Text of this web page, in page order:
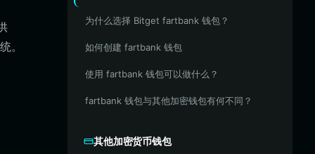
。
为什么选择 Bitget fartbank 钱包？
如何创建 fartbank 钱包
使用 fartbank 钱包可以做什么？
fartbank 钱包与其他加密钱包有何不同？
其他加密货币钱包